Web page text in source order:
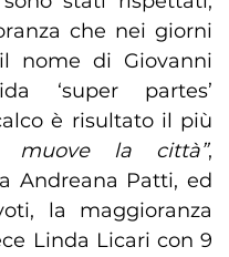
che nei giorni
il nome di Giovanni
‘super partes’
è risultato il più
muove la città”,
Andreana Patti, ed
la maggioranza
Linda Licari con 9